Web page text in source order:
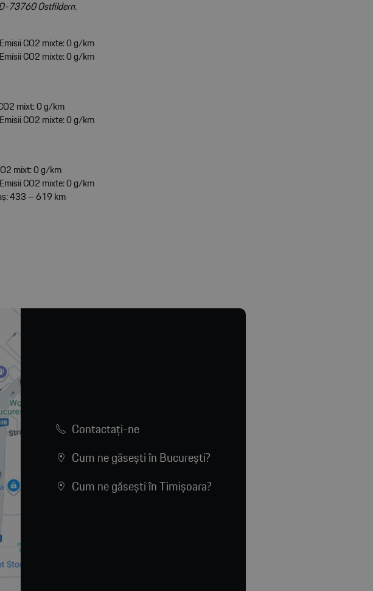
73760 Ostfildern.
CO2 mixte: 0 g/km
CO2 mixte: 0 g/km
mixt: 0 g/km
CO2 mixte: 0 g/km
mixt: 0 g/km
CO2 mixte: 0 g/km
433 – 619 km
Contactaţi-ne
Cum ne găsești în București?
Cum ne găsești în Timișoara?